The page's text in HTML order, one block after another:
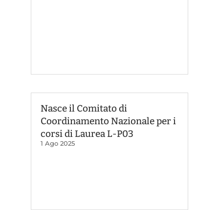
Nasce il Comitato di
Coordinamento Nazionale per i
corsi di Laurea L-P03
1 Ago 2025